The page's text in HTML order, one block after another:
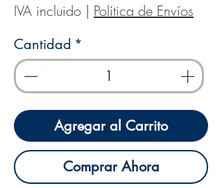
IVA incluido | Política de Envíos
Cantidad *
Agregar al Carrito
Comprar Ahora